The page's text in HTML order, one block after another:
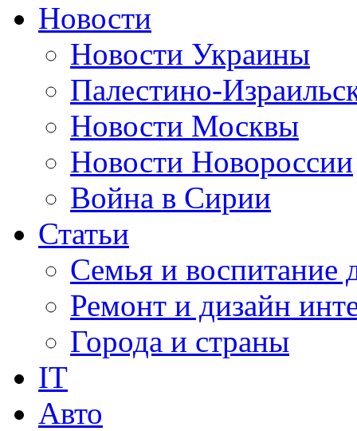
Новости
Новости Украины
Палестино-
Новости Москвы
Новости Новороссии
Война в Сирии
Статьи
Семья и воспитание
Ремонт и дизайн
Города и страны
IT
Авто